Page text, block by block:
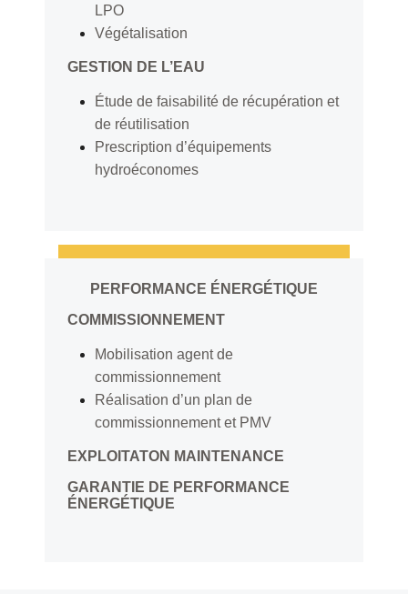
LPO
Végétalisation
GESTION DE L’EAU
Étude de faisabilité de récupération et
de réutilisation
Prescription d’équipements
hydroéconomes
PERFORMANCE ÉNERGÉTIQUE
COMMISSIONNEMENT
Mobilisation agent de
commissionnement
Réalisation d’un plan de
commissionnement et PMV
EXPLOITATON MAINTENANCE
GARANTIE DE PERFORMANCE
ÉNERGÉTIQUE